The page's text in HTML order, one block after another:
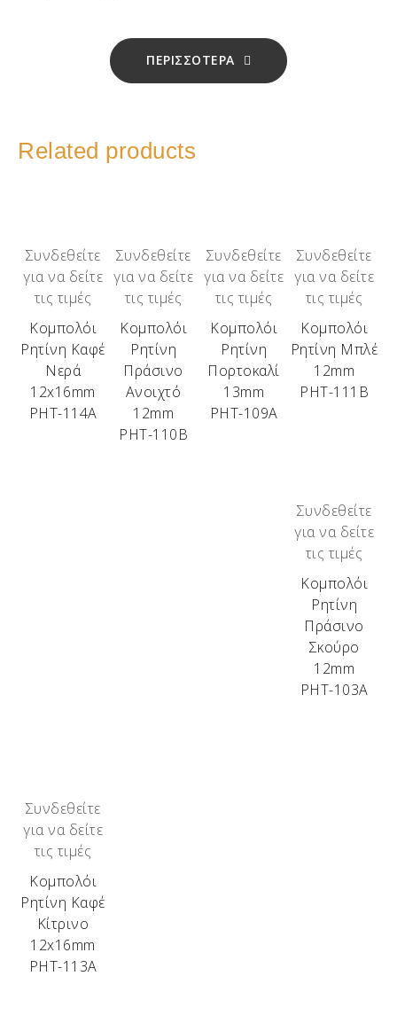
ΠΕΡΙΣΣΟΤΕΡΑ
Related products
Συνδεθείτε
για να δείτε
τις τιμές
Κομπολόι
Ρητίνη Καφέ
Νερά
12x16mm
ΡΗΤ-114Α
Συνδεθείτε
για να δείτε
τις τιμές
Κομπολόι
Ρητίνη
Πράσινο
Ανοιχτό
12mm
ΡΗΤ-110Β
Συνδεθείτε
για να δείτε
τις τιμές
Κομπολόι
Ρητίνη
Πορτοκαλί
13mm
ΡΗΤ-109Α
Συνδεθείτε
για να δείτε
τις τιμές
Κομπολόι
Ρητίνη Μπλέ
12mm
ΡΗΤ-111Β
Συνδεθείτε
για να δείτε
τις τιμές
Κομπολόι
Ρητίνη
Πράσινο
Σκούρο
12mm
ΡΗΤ-103Α
Συνδεθείτε
για να δείτε
τις τιμές
Κομπολόι
Ρητίνη Καφέ
Κίτρινο
12x16mm
ΡΗΤ-113Α